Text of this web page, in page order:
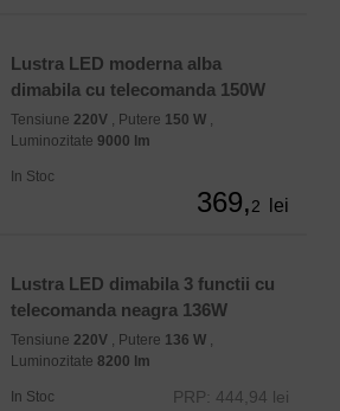
Lustra LED moderna alba
dimabila cu telecomanda 150W
Tensiune 220V , Putere 150 W ,
Luminozitate 9000 lm
In Stoc
369,2 lei
Lustra LED dimabila 3 functii cu
telecomanda neagra 136W
Tensiune 220V , Putere 136 W ,
Luminozitate 8200 lm
In Stoc PRP: 444,94 lei